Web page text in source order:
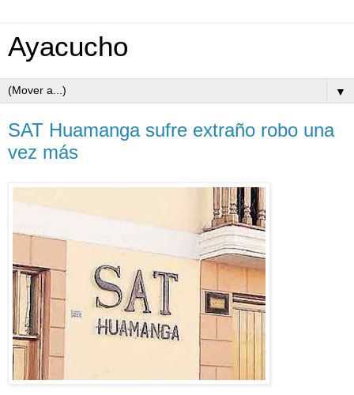
Ayacucho
▼
SAT Huamanga sufre extraño robo una
vez más